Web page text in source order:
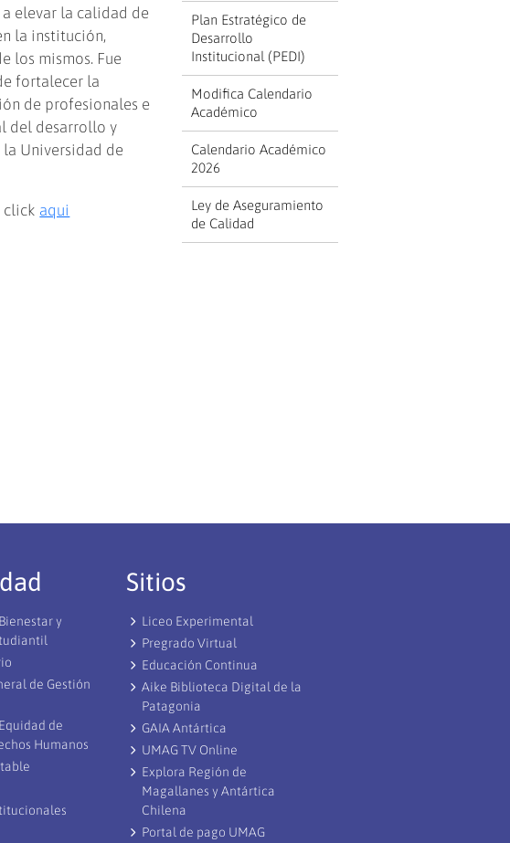
elevar la calidad de
la institución,
los mismos. Fue
fortalecer la
de profesionales e
del desarrollo y
Universidad de
click aqui
Plan Estratégico de
Desarrollo
Institucional (PEDI)
Modifica Calendario
Académico
Calendario Académico
2026
Ley de Aseguramiento
de Calidad
y
de Gestión
de
Humanos
Sitios
Liceo Experimental
Pregrado Virtual
Educación Continua
Aike Biblioteca Digital de la
Patagonia
GAIA Antártica
UMAG TV Online
Explora Región de
Magallanes y Antártica
Chilena
Portal de pago UMAG